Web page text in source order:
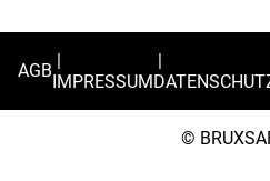
AGBIMPRESSUM
©